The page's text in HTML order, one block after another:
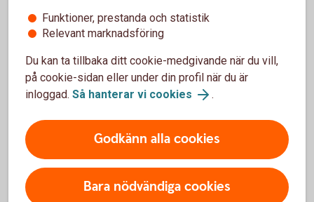
NAV-kursen – kursen på fonder
Tips när du ska välja fonder
Välj bland 500 fonder
Har du koll på fonder? Sök och välj bland närmare 500
fonder – både från Swedbank Robur och andra
Funktioner, prestanda och statistik
Relevant marknadsföring
Du kan ta tillbaka ditt cookie-medgivande när du vill,
på cookie-sidan eller under din profil när du är
inloggad. Så hanterar vi cookies .
Godkänn alla cookies
Bara nödvändiga cookies